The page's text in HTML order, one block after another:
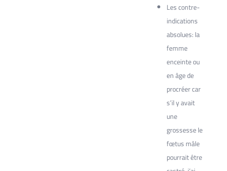
Les contre-
indications
absolues: la
femme
enceinte ou
en âge de
procréer car
s’il y avait
une
grossesse le
fœtus mâle
pourrait être